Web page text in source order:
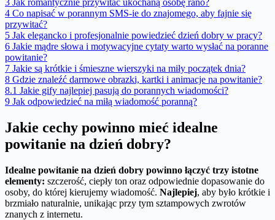
4 Co napisać w porannym SMS-ie do znajomego, aby fajnie się
przywitać?
5 Jak elegancko i profesjonalnie powiedzieć dzień dobry w pracy?
6 Jakie mądre słowa i motywacyjne cytaty warto wysłać na poranne
powitanie?
7 Jakie są krótkie i śmieszne wierszyki na miły początek dnia?
8 Gdzie znaleźć darmowe obrazki, kartki i animacje na powitanie?
8.1 Jakie gify najlepiej pasują do porannych wiadomości?
9 Jak odpowiedzieć na miłą wiadomość poranną?
Jakie cechy powinno mieć idealne
powitanie na dzień dobry?
Idealne powitanie na dzień dobry powinno łączyć trzy istotne
elementy: szczerość, ciepły ton oraz odpowiednie dopasowanie do
osoby, do której kierujemy wiadomość. Najlepiej, aby było krótkie i
brzmiało naturalnie, unikając przy tym sztampowych zwrotów
znanych z internetu.